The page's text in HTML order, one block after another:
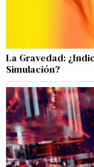
La Gravedad:
Simulación?